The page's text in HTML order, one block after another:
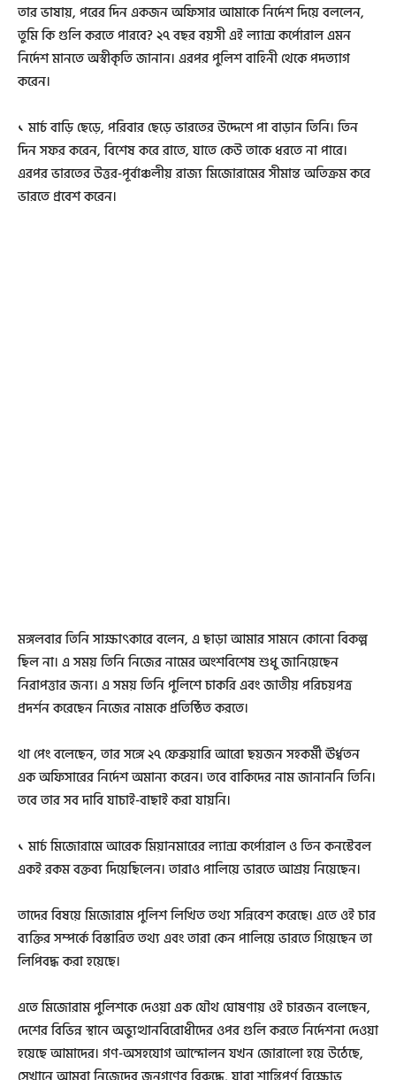
তার ভাষায়, পরের দিন একজন অফিসার আমাকে নির্দেশ দিয়ে বললেন,
তুমি কি গুলি করতে পারবে? ২৭ বছর বয়সী এই ল্যান্স কর্পোরাল এমন
নির্দেশ মানতে অস্বীকৃতি জানান। এরপর পুলিশ বাহিনী থেকে পদত্যাগ
করেন।
১ মার্চ বাড়ি ছেড়ে, পরিবার ছেড়ে ভারতের উদ্দেশে পা বাড়ান তিনি। তিন
দিন সফর করেন, বিশেষ করে রাতে, যাতে কেউ তাকে ধরতে না পারে।
এরপর ভারতের উত্তর-পূর্বাঞ্চলীয় রাজ্য মিজোরামের সীমান্ত অতিক্রম করে
ভারতে প্রবেশ করেন।
মঙ্গলবার তিনি সাক্ষাৎকারে বলেন, এ ছাড়া আমার সামনে কোনো বিকল্প
ছিল না। এ সময় তিনি নিজের নামের অংশবিশেষ শুধু জানিয়েছেন
নিরাপত্তার জন্য। এ সময় তিনি পুলিশে চাকরি এবং জাতীয় পরিচয়পত্র
প্রদর্শন করেছেন নিজের নামকে প্রতিষ্ঠিত করতে।
থা পেং বলেছেন, তার সঙ্গে ২৭ ফেব্রুয়ারি আরো ছয়জন সহকর্মী ঊর্ধ্বতন
এক অফিসারের নির্দেশ অমান্য করেন। তবে বাকিদের নাম জানাননি তিনি।
তবে তার সব দাবি যাচাই-বাছাই করা যায়নি।
১ মার্চ মিজোরামে আরেক মিয়ানমারের ল্যান্স কর্পোরাল ও তিন কনস্টেবল
একই রকম বক্তব্য দিয়েছিলেন। তারাও পালিয়ে ভারতে আশ্রয় নিয়েছেন।
তাদের বিষয়ে মিজোরাম পুলিশ লিখিত তথ্য সন্নিবেশ করেছে। এতে ওই চার
ব্যক্তির সম্পর্কে বিস্তারিত তথ্য এবং তারা কেন পালিয়ে ভারতে গিয়েছেন তা
লিপিবদ্ধ করা হয়েছে।
এতে মিজোরাম পুলিশকে দেওয়া এক যৌথ ঘোষণায় ওই চারজন বলেছেন,
দেশের বিভিন্ন স্থানে অভ্যুত্থানবিরোধীদের ওপর গুলি করতে নির্দেশনা দেওয়া
হয়েছে আমাদের। গণ-অসহযোগ আন্দোলন যখন জোরালো হয়ে উঠেছে,